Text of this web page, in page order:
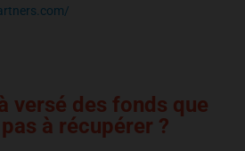
versé des fonds que
à récupérer ?